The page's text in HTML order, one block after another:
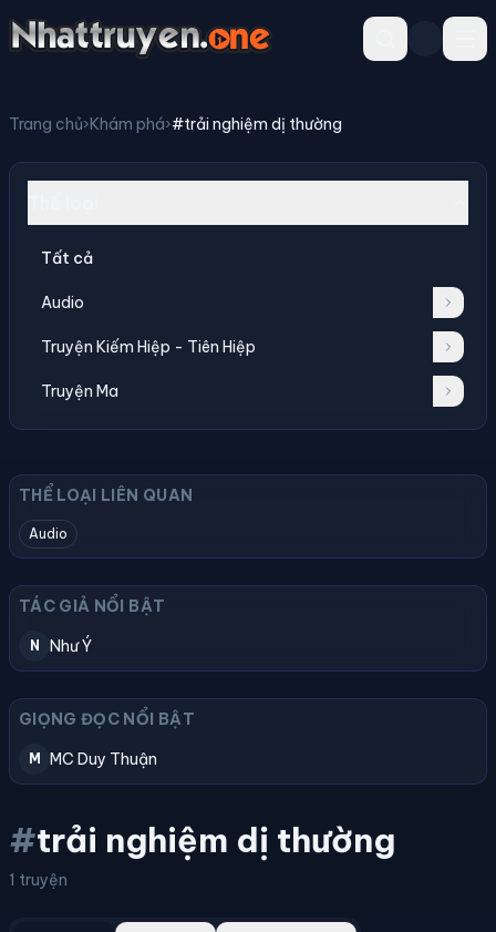
Trang chủ›Khám phá›#trải nghiệm dị thường
Tất cả
Audio
Truyện Kiếm Hiệp - Tiên Hiệp
Truyện Ma
THỂ LOẠI LIÊN QUAN
Audio
TÁC GIẢ NỔI BẬT
N Như Ý
GIỌNG ĐỌC NỔI BẬT
M MC Duy Thuận
#trải nghiệm dị thường
1 truyện